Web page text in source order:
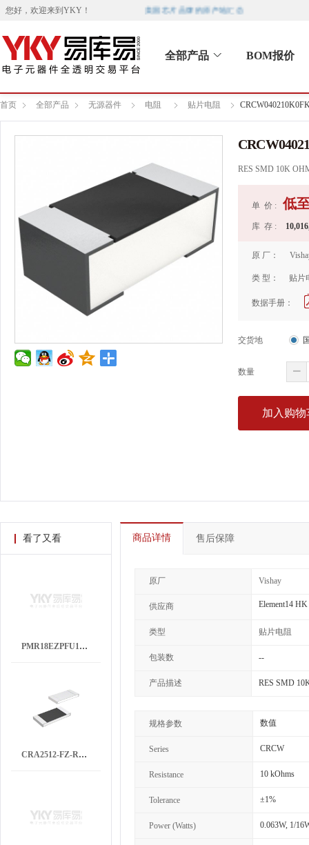
您好，欢迎来到 YKY ！ 美国芯片品牌的原产地汇总
全部产品 BOM报价
首页 全部产品 无源器件 电阻 贴片电阻
RES SMD 10K
单 价 : 低
库 存 :
原 厂：
类 型： 贴片
数据手册：
交货地
数量
加入购物
看了又看
PMR18EZPFU10L0
CRA2512-FZ-R050ELF
商品详情 售后保障
原厂 Vishay
供应商 Element14 HK
类型 贴片电阻
包装数 --
产品描述 RES SMD
规格参数 数值
Series CRCW
Resistance 10 kOhms
Tolerance ±1%
Power (Watts) 0.063W, 1/